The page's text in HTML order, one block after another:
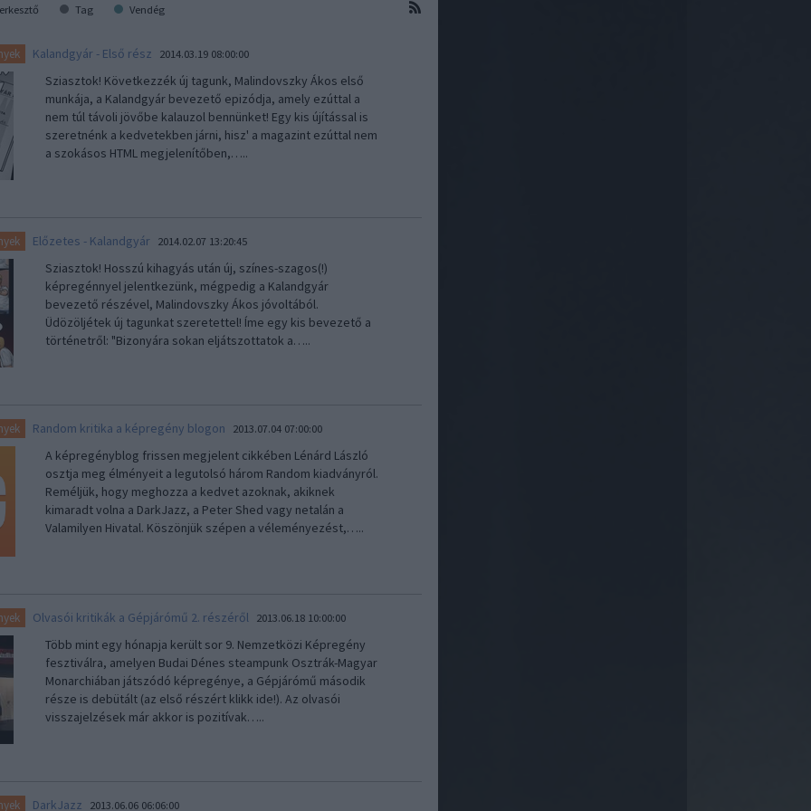
Tag Vendég
Kalandgyár - Első rész 2014.03.19 08:00:00
Sziasztok! Következzék új tagunk, Malindovszky Ákos első
munkája, a Kalandgyár bevezető epizódja, amely ezúttal a
nem túl távoli jövőbe kalauzol bennünket! Egy kis újítással is
szeretnénk a kedvetekben járni, hisz' a magazint ezúttal nem
a szokásos HTML megjelenítőben,…..
Előzetes - Kalandgyár 2014.02.07 13:20:45
Sziasztok! Hosszú kihagyás után új, színes-szagos(!)
képregénnyel jelentkezünk, mégpedig a Kalandgyár
bevezető részével, Malindovszky Ákos jóvoltából.
Üdözöljétek új tagunkat szeretettel! Íme egy kis bevezető a
történetről: "Bizonyára sokan eljátszottatok a…..
Random kritika a képregény blogon 2013.07.04 07:00:00
A képregényblog frissen megjelent cikkében Lénárd László
osztja meg élményeit a legutolsó három Random kiadványról.
Reméljük, hogy meghozza a kedvet azoknak, akiknek
kimaradt volna a DarkJazz, a Peter Shed vagy netalán a
Valamilyen Hivatal. Köszönjük szépen a véleményezést,…..
Olvasói kritikák a Gépjárómű 2. részéről 2013.06.18 10:00:00
Több mint egy hónapja került sor 9. Nemzetközi Képregény
fesztiválra, amelyen Budai Dénes steampunk Osztrák-Magyar
Monarchiában játszódó képregénye, a Gépjárómű második
része is debütált (az első részért klikk ide!). Az olvasói
visszajelzések már akkor is pozitívak…..
DarkJazz 2013.06.06 06:06:00